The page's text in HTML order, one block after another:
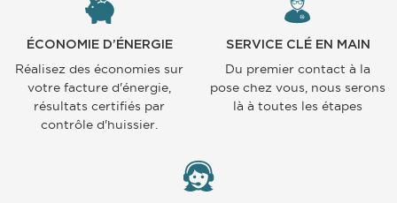
ÉCONOMIE D’ÉNERGIE
Réalisez des économies sur
votre facture d'énergie,
résultats certifiés par
contrôle d'huissier.
SERVICE CLÉ EN MAIN
Du premier contact à la
pose chez vous, nous serons
là à toutes les étapes